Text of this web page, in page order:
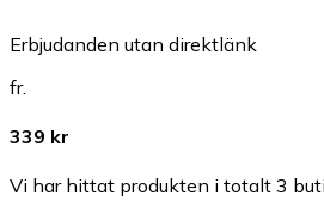
Erbjudanden utan direktlänk
fr.
339 kr
Vi har hittat produkten i totalt 3